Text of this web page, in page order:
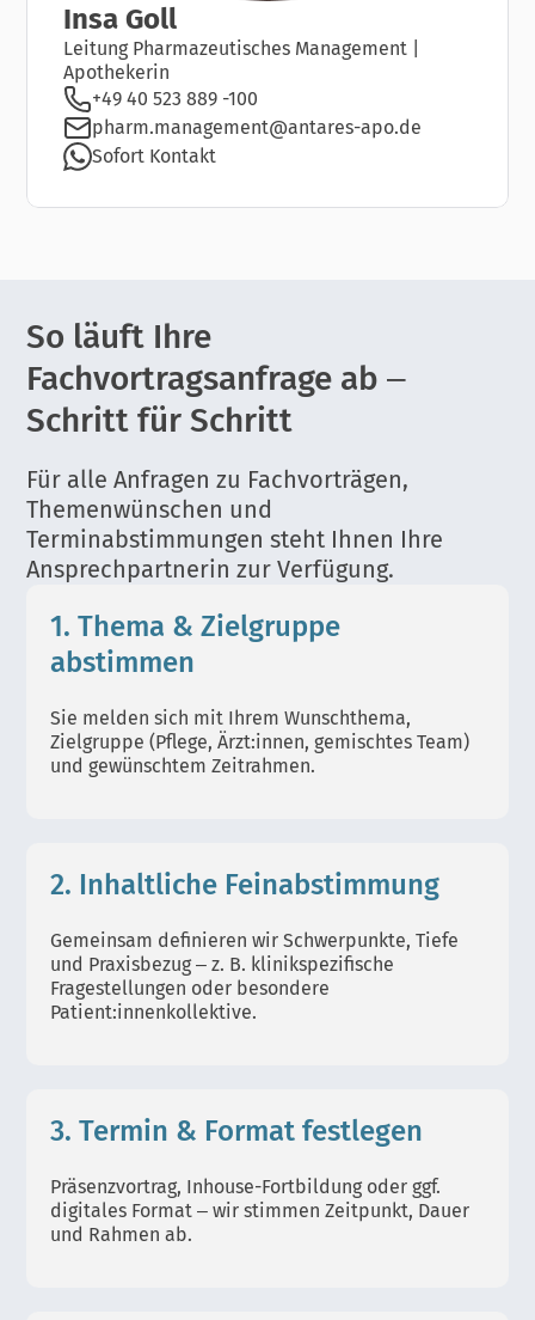
Insa Goll
Leitung Pharmazeutisches Management |
Apothekerin
+49 40 523 889 -100
pharm.management@antares-apo.de
Sofort Kontakt
So läuft Ihre
Fachvortragsanfrage ab –
Schritt für Schritt
Für alle Anfragen zu Fachvorträgen,
Themenwünschen und
Terminabstimmungen steht Ihnen Ihre
Ansprechpartnerin zur Verfügung.
1. Thema & Zielgruppe
abstimmen
Sie melden sich mit Ihrem Wunschthema,
Zielgruppe (Pflege, Ärzt:innen, gemischtes Team)
und gewünschtem Zeitrahmen.
2. Inhaltliche Feinabstimmung
Gemeinsam definieren wir Schwerpunkte, Tiefe
und Praxisbezug – z. B. klinikspezifische
Fragestellungen oder besondere
Patient:innenkollektive.
3. Termin & Format festlegen
Präsenzvortrag, Inhouse-Fortbildung oder ggf.
digitales Format – wir stimmen Zeitpunkt, Dauer
und Rahmen ab.